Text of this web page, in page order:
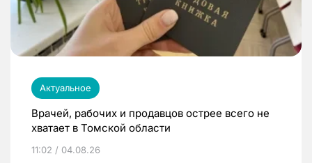
Актуальное
Врачей, рабочих и продавцов острее всего не
хватает в Томской области
11:02 / 04.08.26